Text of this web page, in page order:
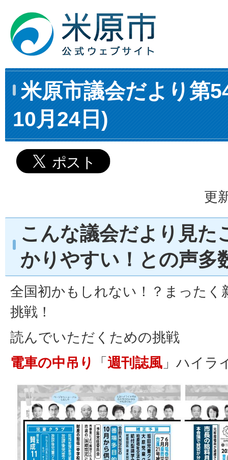
米原市議会だより第
10月24日)
更
こんな議会だより見た
かりやすい！との声多
全国初かもしれない！？まったく
挑戦！
読んでいただくための挑戦
電車の中吊り
「 週刊誌風 」ハイラ